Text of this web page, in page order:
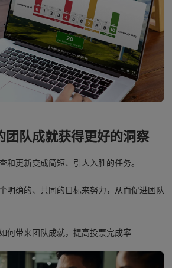
团队成就获得更好的洞察
和更新变成简短、引人入胜的任务。
明确的、共同的目标来努力，从而促进团队
何带来团队成就，提高投票完成率